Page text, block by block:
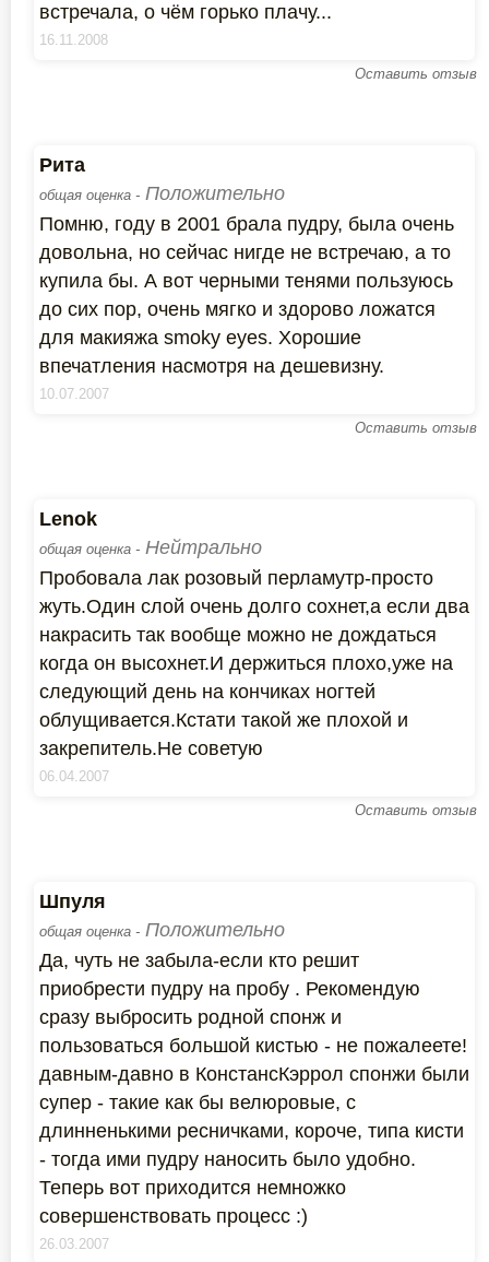
встречала, о чём горько плачу...
16.11.2008
Оставить отзыв
Рита
общая оценка - Положительно
Помню, году в 2001 брала пудру, была очень
довольна, но сейчас нигде не встречаю, а то
купила бы. А вот черными тенями пользуюсь
до сих пор, очень мягко и здорово ложатся
для макияжа smoky eyes. Хорошие
впечатления насмотря на дешевизну.
10.07.2007
Оставить отзыв
Lenok
общая оценка - Нейтрально
Пробовала лак розовый перламутр-просто
жуть.Один слой очень долго сохнет,а если два
накрасить так вообще можно не дождаться
когда он высохнет.И держиться плохо,уже на
следующий день на кончиках ногтей
облущивается.Кстати такой же плохой и
закрепитель.Не советую
06.04.2007
Оставить отзыв
Шпуля
общая оценка - Положительно
Да, чуть не забыла-если кто решит
приобрести пудру на пробу . Рекомендую
сразу выбросить родной спонж и
пользоваться большой кистью - не пожалеете!
давным-давно в КонстансКэррол спонжи были
супер - такие как бы велюровые, с
длинненькими ресничками, короче, типа кисти
- тогда ими пудру наносить было удобно.
Теперь вот приходится немножко
совершенствовать процесс :)
26.03.2007